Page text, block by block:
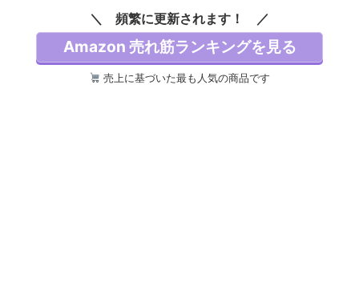
頻繁に更新されます！
Amazon 売れ筋ランキングを見る
売上に基づいた最も人気の商品です